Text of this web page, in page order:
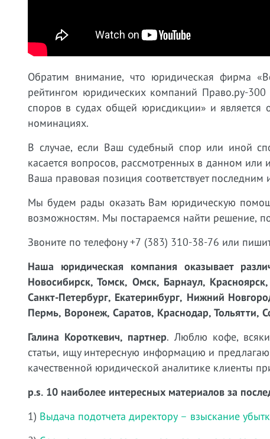
Обратим внимание, что юридическая фирма
рейтингом юридических компаний Право.ру-
споров в судах общей юрисдикции» и
номинациях.
В случае, если Ваш судебный спор или иной
касается вопросов, рассмотренных в данном
Ваша правовая позиция соответствует
Мы будем рады оказать Вам юридическую
возможностям. Мы постараемся найти решение,
Звоните по телефону +7 (383) 310-38-76 или
Наша юридическая компания оказывает
Новосибирск, Томск, Омск, Барнаул,
Санкт-Петербург, Екатеринбург, Нижний
Пермь, Воронеж, Саратов, Краснодар, Тольятти,
Галина Короткевич, партнер. Люблю кофе,
статьи, ищу интересную информацию и
качественной юридической аналитике клиенты
p.s. 10 наиболее интересных материалов за
1) Выдача подотчета директору – взыскание